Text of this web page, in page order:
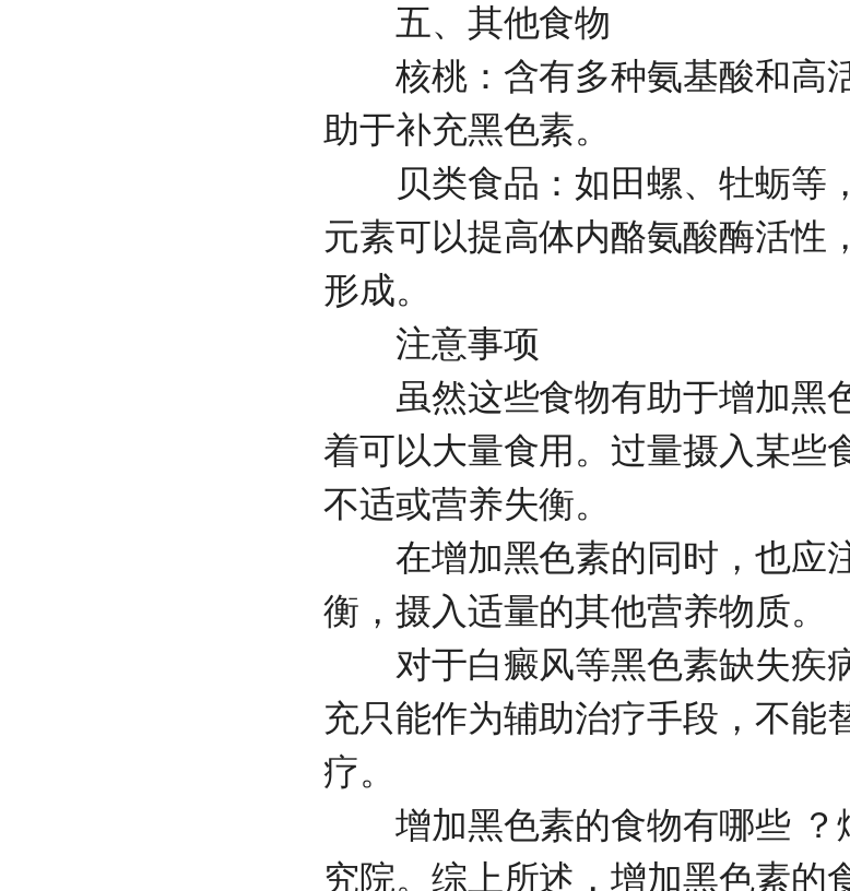
五、其他食物
核桃：含有多种氨基酸和高
助于补充黑色素。
贝类食品：如田螺、牡蛎等
元素可以提高体内酪氨酸酶活性
形成。
注意事项
虽然这些食物有助于增加黑
着可以大量食用。过量摄入某些
不适或营养失衡。
在增加黑色素的同时，也应
衡，摄入适量的其他营养物质。
对于白癜风等黑色素缺失疾
充只能作为辅助治疗手段，不能
疗。
增加黑色素的食物有哪些 ？
究院。综上所述，增加黑色素的